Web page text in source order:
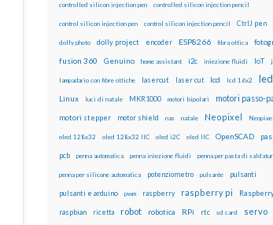
controlled silicon injection pen controlled silicon injection pencil
control silicon injection pen control silicon injection pencil CtrlJ pen
dolly photo dolly project encoder ESP8266 fibra ottica
fusion 360 Genuino home assistant i2c iniezione fluidi IoT
lampadario con fibre ottiche lasercut laser cut lcd lcd 16x2 led
Linux luci di natale MKR1000 motori bipolari motori passo-
motori stepper motor shield nas natale Neopixel
oled 128x32 oled 128x32 IIC oled i2C oled IIC OpenSCAD
pcb penna automatica penna iniezione fluidi penna per pasta di
penna per silicone automatica potenziometro pulsante pulsanti
pulsanti e arduino pwm raspberry raspberry pi
raspbian ricetta robot robotica RPi rtc sd card servo